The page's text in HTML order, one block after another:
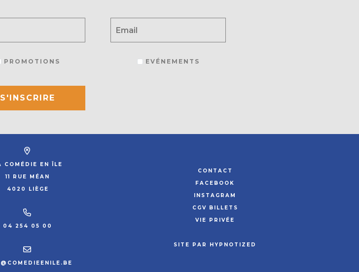
PROMOTIONS EVÉNEMENTS
S'INSCRIRE
COMÉDIE EN ÎLE
11 RUE MÉAN
4020 LIÈGE
04 254 05 00
CONTACT
FACEBOOK
INSTAGRAM
CGV BILLETS
VIE PRIVÉE
SITE PAR HYPNOTIZED